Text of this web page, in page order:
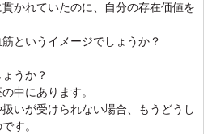
かれていたのに、自分の存在価値を
というイメージでしょうか？
うか？
中にあります。
いが受けられない場合、もうどうし
す。